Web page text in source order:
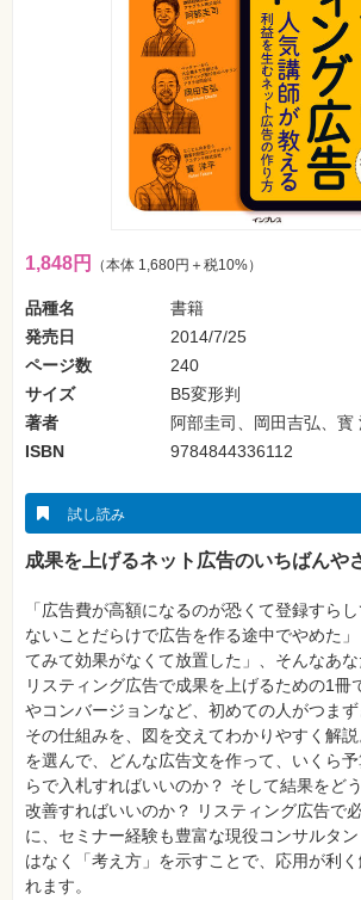
ジ
ネ
ス・
み
物
メ
真
資
格
験
プ
ロ
グ
ラ
ミ
ン
グ
ネ
ッ
ト
ワ
ー
ク・
テ
1,848円 （本体 1,680円＋税10%）
品種名
書籍
発売日
2014/7/25
ページ数
240
サイズ
B5変形判
著者
阿部圭司、岡田吉弘、
ISBN
9784844336112
試し読み
成果を上げるネット広告のいちばんや
「広告費が高額になるのが恐くて登録すら
ないことだらけで広告を作る途中でやめた
てみて効果がなくて放置した」、そんなあな
リスティング広告で成果を上げるための1冊
やコンバージョンなど、初めての人がつま
その仕組みを、図を交えてわかりやすく解
を選んで、どんな広告文を作って、いくら
らで入札すればいいのか？ そして結果をど
改善すればいいのか？ リスティング広告で
に、セミナー経験も豊富な現役コンサルタ
はなく「考え方」を示すことで、応用が利
れます。